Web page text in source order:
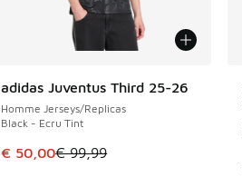
adidas Juventus Third 25-26
Homme Jerseys/Replicas
Black - Ecru Tint
Cet article est en promotion. Prix
€ 50,00€ 99,99
ÉCONOMISE 49 €